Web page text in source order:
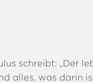
schreibt: „Der
alles, was darin